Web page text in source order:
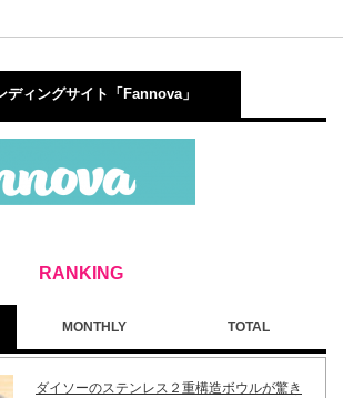
ディングサイト「Fannova」
MONTHLY TOTAL
ダイソーのステンレス２重構造ボウルが驚き